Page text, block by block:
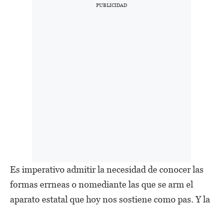
Es imperativo admitir la necesidad de conocer las
formas errneas o nomediante las que se arm el
aparato estatal que hoy nos sostiene como pas. Y la